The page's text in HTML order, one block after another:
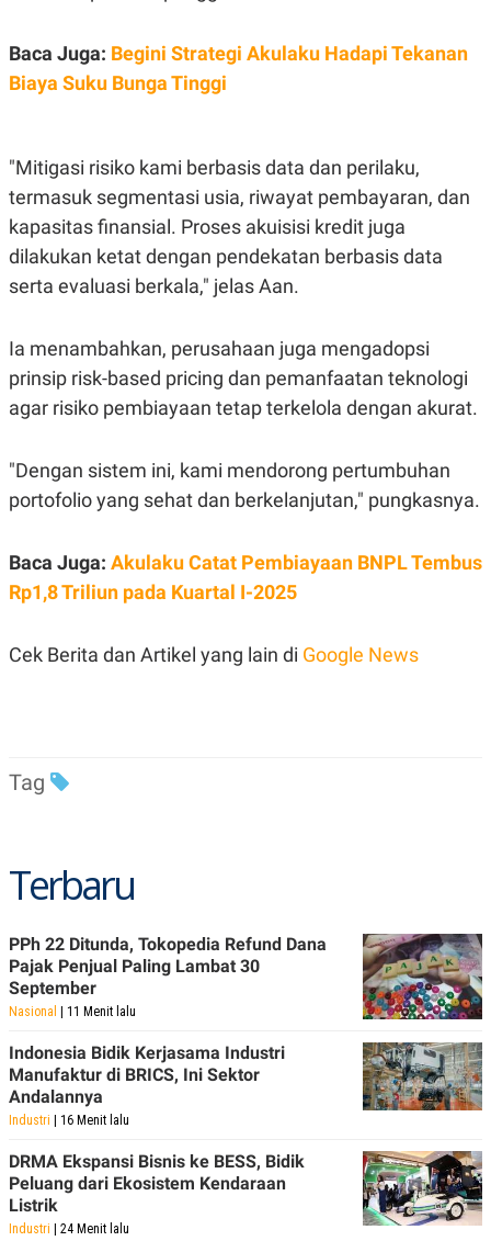
D
A
T
S
O
N
T
A
N
T
V
I
P
S
U
S
K
O
N
N
A
C
A
M
P
R
E
E
L
E
I
L
A
N
K
K
I
M
A
P
E
R
A
V
E
R
T
I
I
N
G
K
G
E
D
I
A
.
Baca Juga: Begini Strategi Akulaku Hadapi Tekanan
Biaya Suku Bunga Tinggi
"Mitigasi risiko kami berbasis data dan perilaku,
termasuk segmentasi usia, riwayat pembayaran, dan
kapasitas finansial. Proses akuisisi kredit juga
dilakukan ketat dengan pendekatan berbasis data
serta evaluasi berkala," jelas Aan.
Ia menambahkan, perusahaan juga mengadopsi
prinsip risk-based pricing dan pemanfaatan teknologi
agar risiko pembiayaan tetap terkelola dengan akurat.
"Dengan sistem ini, kami mendorong pertumbuhan
portofolio yang sehat dan berkelanjutan," pungkasnya.
Baca Juga: Akulaku Catat Pembiayaan BNPL Tembus
Rp1,8 Triliun pada Kuartal I-2025
Cek Berita dan Artikel yang lain di Google News
Tag
Terbaru
PPh 22 Ditunda, Tokopedia Refund Dana
Pajak Penjual Paling Lambat 30
September
Nasional | 11 Menit lalu
Indonesia Bidik Kerjasama Industri
Manufaktur di BRICS, Ini Sektor
Andalannya
Industri | 16 Menit lalu
DRMA Ekspansi Bisnis ke BESS, Bidik
Peluang dari Ekosistem Kendaraan
Listrik
Industri | 24 Menit lalu